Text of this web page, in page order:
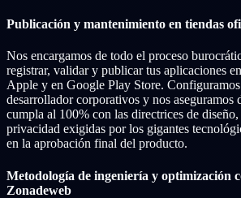
Publicación y mantenimiento en tiendas
Nos encargamos de todo el proceso
registrar, validar y publicar tus aplicaciones
Apple y en Google Play Store.
desarrollador corporativos y nos aseguramos
cumpla al 100% con las directrices de
privacidad exigidas por los gigantes
en la aprobación final del producto.
Metodología de ingeniería y optimización
Zonadeweb